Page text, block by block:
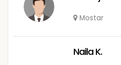
Mostar
Naila K.